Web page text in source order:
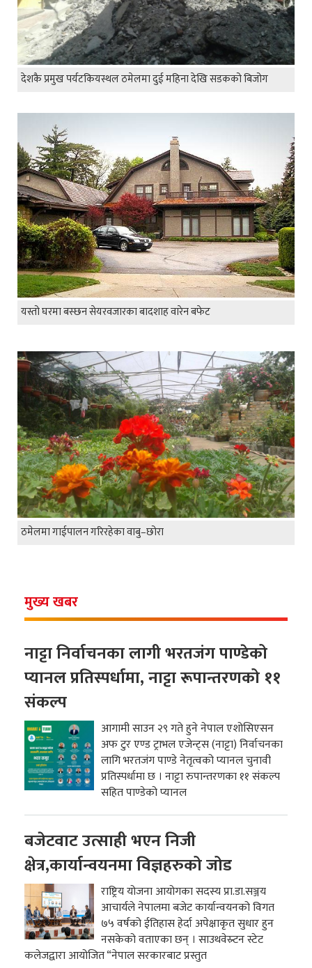
देशकै प्रमुख पर्यटकियस्थल ठमेलमा दुई महिना देखि सडकको बिजोग
यस्तो घरमा बस्छन सेयरवजारका बादशाह वारेन बफेट
ठमेलमा गाईपालन गरिरहेका वाबु–छोरा
मुख्य खबर
नाट्टा निर्वाचनका लागी भरतजंग पाण्डेको
प्यानल प्रतिस्पर्धामा, नाट्टा रूपान्तरणको ११
संकल्प
आगामी साउन २९ गते हुने नेपाल एशोसिएसन
अफ टुर एण्ड ट्राभल एजेन्ट्स (नाट्टा) निर्वाचनका
लागि भरतजंग पाण्डे नेतृत्वको प्यानल चुनावी
प्रतिस्पर्धामा छ । नाट्टा रुपान्तरणका ११ संकल्प
सहित पाण्डेको प्यानल
बजेटवाट उत्साही भएन निजी
क्षेत्र,कार्यान्वयनमा विज्ञहरुको जोड
राष्ट्रिय योजना आयोगका सदस्य प्रा.डा.सञ्जय
आचार्यले नेपालमा बजेट कार्यान्वयनको विगत
७५ वर्षको ईतिहास हेर्दा अपेक्षाकृत सुधार हुन
नसकेको वताएका छन् । साउथवेस्र्टन स्टेट
कलेजद्वारा आयोजित “नेपाल सरकारबाट प्रस्तुत